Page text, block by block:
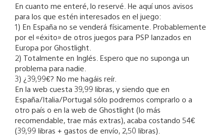
En cuanto me enteré, lo reservé. He aquí unos avisos
para los que estén interesados en el juego:
1) En España no se venderá físicamente. Probablemente
por el «éxito» de otros juegos para PSP lanzados en
Europa por Ghostlight.
2) Totalmente en Inglés. Espero que no suponga un
problema para nadie.
3) ¿39,99€? No me hagáis reír.
En la web cuesta 39,99 libras, y siendo que en
España/Italia/Portugal sólo podremos comprarlo o a
otro país o en la web de Ghostlight (lo más
recomendable, trae más extras), acaba costando 54€
(39,99 libras + gastos de envío, 2,50 libras).